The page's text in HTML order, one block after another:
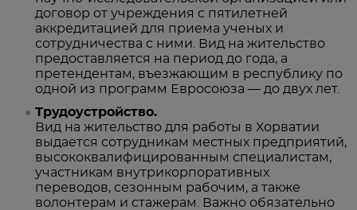
договор от учреждения с пятилетней
аккредитацией для приема ученых и
сотрудничества с ними. Вид на жительство
предоставляется на период до года, а
претендентам, въезжающим в республику по
одной из программ Евросоюза — до двух лет.
Трудоустройство.
Вид на жительство для работы в Хорватии
выдается сотрудникам местных предприятий,
высококвалифицированным специалистам,
участникам внутрикорпоративных
переводов, сезонным рабочим, а также
волонтерам и стажерам. Важно обязательно